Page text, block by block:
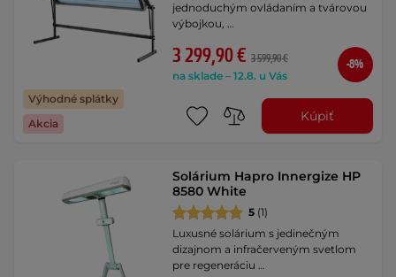
Výhodné splátky
Akcia
jednoduchým ovládaním a tvárovou
výbojkou, …
3 299,90 € 3 599,90 €
na sklade – 12.8. u Vás
-8%
Kúpiť
Solárium Hapro Innergize HP
8580 White
5 (1)
Luxusné solárium s jedinečným
dizajnom a infračerveným svetlom
pre regeneráciu …